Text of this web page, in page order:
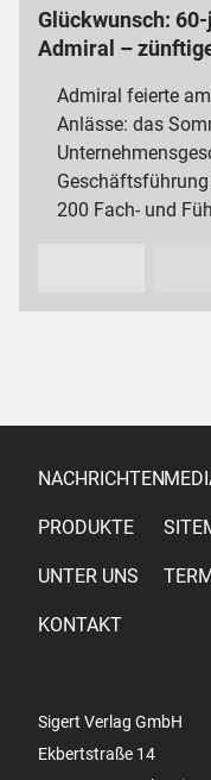
Glückwunsch:
Admiral –
Admiral feierte
Anlässe: das
200 Fach- und
NACHRICHTEN
PRODUKTE
UNTER UNS
KONTAKT
Sigert Verlag GmbH
Ekbertstraße 14